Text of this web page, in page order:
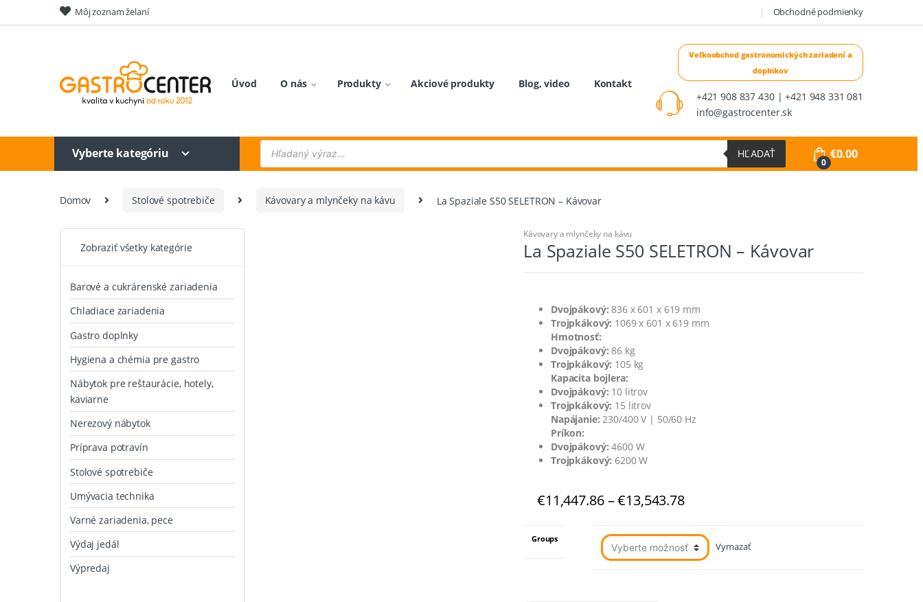
to
to
Môj zoznam želaní Obchodné podmienky
Úvod O nás Produkty Akciové produkty Blog, video
Kontakt
+421 908 837 430 | +421 948 331 081
info@gastrocenter.sk
Vyberte kategóriu
Products
search
HĽADAŤ
0
€0.00
Domov Stolové spotrebiče Kávovary a mlynčeky na kávu La Spaziale S50 SELETRON – Kávovar
Kávovary a mlynčeky na kávu
La Spaziale S50 SELETRON – Kávovar
Dvojpákový: 836 x 601 x 619 mm
Trojpkákový: 1069 x 601 x 619 mm
Hmotnosť:
Dvojpákový: 86 kg
Trojpkákový: 105 kg
Kapacita bojlera:
Dvojpákový: 10 litrov
Trojpkákový: 15 litrov
Napájanie: 230/400 V | 50/60 Hz
Príkon:
Dvojpákový: 4600 W
Trojpkákový: 6200 W
€11,447.86–€13,543.78Price
€11,447.86
through
€13,543.78
Groups
Vymazať
Zobraziť všetky kategórie
Barové a cukrárenské zariadenia
Chladiace zariadenia
Gastro doplnky
Hygiena a chémia pre gastro
Nábytok pre reštaurácie, hotely,
kaviarne
Nerezový nábytok
Príprava potravín
Stolové spotrebiče
Umývacia technika
Varné zariadenia, pece
Výdaj jedál
Výpredaj